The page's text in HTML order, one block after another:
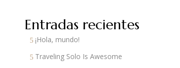
Entradas recientes
¡Hola, mundo!
Traveling Solo Is Awesome